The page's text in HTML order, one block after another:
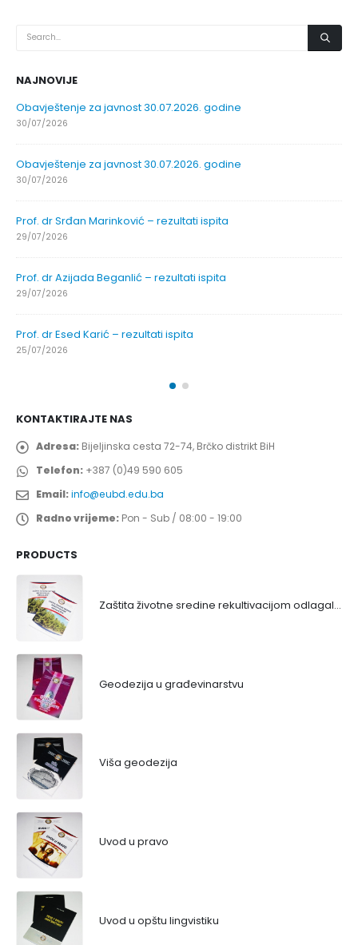
NAJNOVIJE
Obavještenje za javnost 30.07.2026. godine
30/07/2026
Obavještenje za javnost 30.07.2026. godine
30/07/2026
Prof. dr Srđan Marinković – rezultati ispita
29/07/2026
Prof. dr Azijada Beganlić – rezultati ispita
29/07/2026
Prof. dr Esed Karić – rezultati ispita
25/07/2026
KONTAKTIRAJTE NAS
Adresa: Bijeljinska cesta 72-74, Brčko distrikt BiH
Telefon: +387 (0)49 590 605
Email:info@eubd.edu.ba
Radno vrijeme: Pon - Sub / 08:00 - 19:00
PRODUCTS
Zaštita životne sredine rekultivacijom odlagališta
Geodezija u građevinarstvu
Viša geodezija
Uvod u pravo
Uvod u opštu lingvistiku